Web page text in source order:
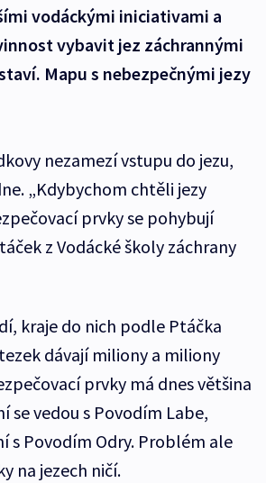
vodáckými iniciativami a
vybavit jez záchrannými
Mapu s nebezpečnými jezy
nezamezí vstupu do jezu,
„Kdybychom chtěli jezy
prvky se pohybují
z Vodácké školy záchrany
kraje do nich podle Ptáčka
dávají miliony a miliony
prvky má dnes většina
se vedou s Povodím Labe,
s Povodím Odry. Problém ale
na jezech ničí.